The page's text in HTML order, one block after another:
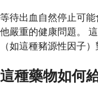
等待出血自然停止可
他嚴重的健康問題。
（如這種豬源性因子
這種藥物如何